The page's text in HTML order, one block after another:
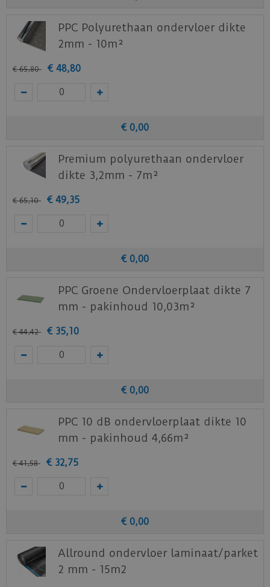
PPC Polyurethaan ondervloer dikte
2mm - 10m²
€ 65,80 € 48,80
€ 0,00
Premium polyurethaan ondervloer
dikte 3,2mm - 7m²
€ 65,10 € 49,35
€ 0,00
PPC Groene Ondervloerplaat dikte 7
mm - pakinhoud 10,03m²
€ 44,42 € 35,10
€ 0,00
PPC 10 dB ondervloerplaat dikte 10
mm - pakinhoud 4,66m²
€ 41,58 € 32,75
€ 0,00
Allround ondervloer laminaat/parket
2 mm - 15m2